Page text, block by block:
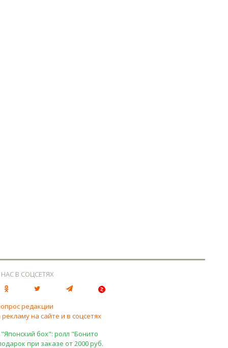
В СОЦСЕТЯХ
редакции
на сайте и в соцсетях
бох": ролл "Бонито
при заказе от 2000 руб.